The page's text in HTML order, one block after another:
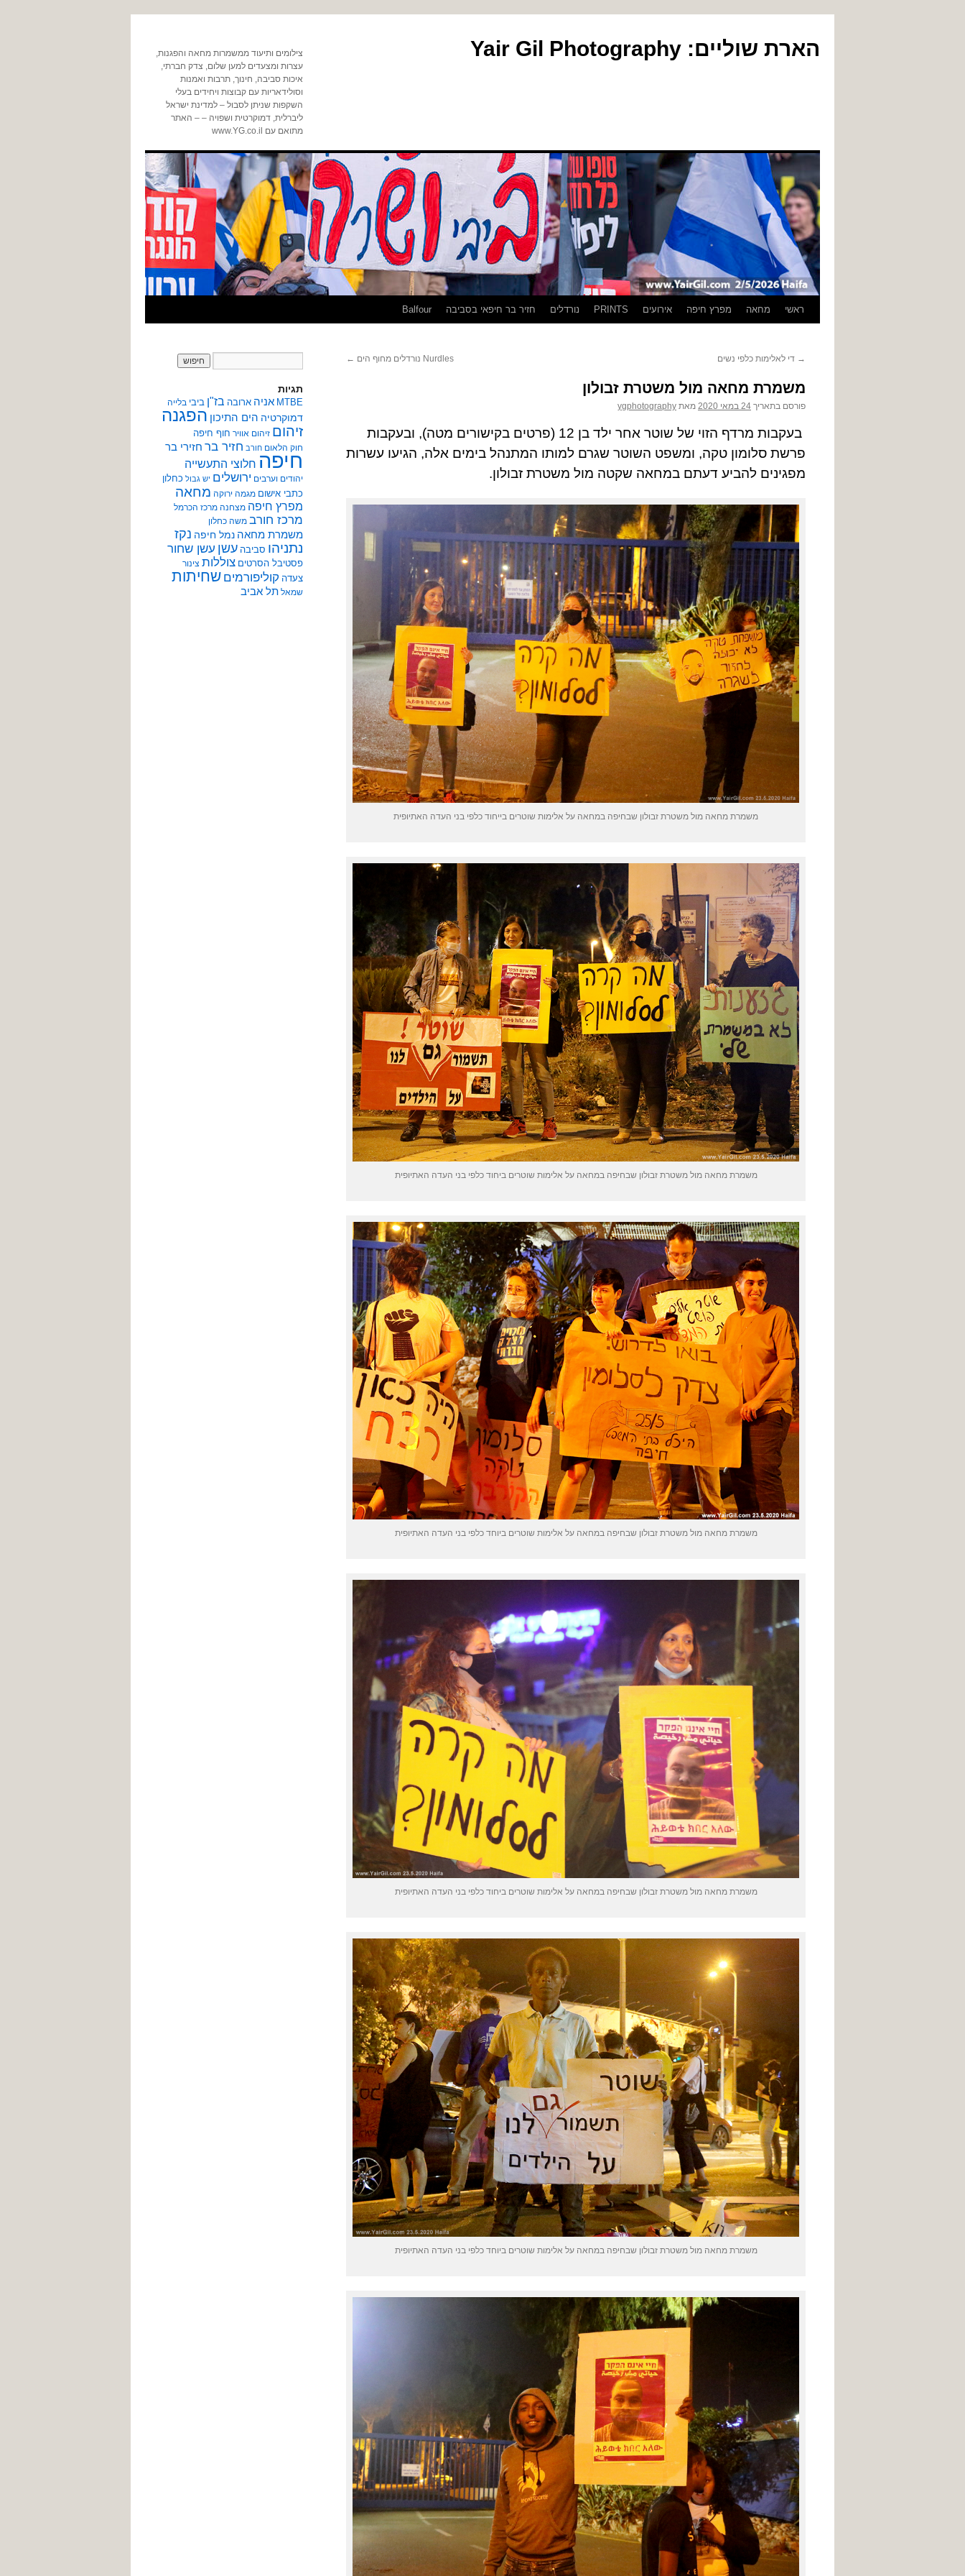
הארת שוליים: Yair Gil Photography
צילומים ותיעוד ממשמרות מחאה והפגנות,
עצרות ומצעדים למען שלום, צדק חברתי,
איכות סביבה, חינוך, תרבות ואמנות
וסולידאריות עם קבוצות ויחידים בעלי
השקפות שניתן לסבול – למדינת ישראל
ליברלית, דמוקרטית ושפויה – – האתר
מתואם עם www.YG.co.il
לדלגראשי מחאה מפרץ חיפה אירועים PRINTS נורדלים חזיר בר חיפאי בסביבה Balfour
→ די לאלימות כלפי נשים Nurdles נורדלים מחוף הים ←
משמרת מחאה מול משטרת זבולון
פורסם בתאריך 24 במאי 2020 מאת ygphotography
בעקבות מרדף הזוי של שוטר אחר ילד בן 12 (פרטים בקישורים מטה), ובעקבות
פרשת סלומון טקה, ומשפט השוטר שגרם למותו המתנהל בימים אלה, הגיעו עשרות
מפגינים להביע דעתם במחאה שקטה מול משטרת זבולון.
משמרת מחאה מול משטרת זבולון שבחיפה במחאה על אלימות שוטרים בייחוד כלפי בני העדה האתיופית
משמרת מחאה מול משטרת זבולון שבחיפה במחאה על אלימות שוטרים ביחוד כלפי בני העדה האתיופית
משמרת מחאה מול משטרת זבולון שבחיפה במחאה על אלימות שוטרים ביוחד כלפי בני העדה האתיופית
משמרת מחאה מול משטרת זבולון שבחיפה במחאה על אלימות שוטרים ביחוד כלפי בני העדה האתיופית
משמרת מחאה מול משטרת זבולון שבחיפה במחאה על אלימות שוטרים ביוחד כלפי בני העדה האתיופית
תגיות
MTBE אניה ארובה בז"ן ביבי בלייה
דמוקרטיה הים התיכון הפגנה
זיהום זיהום אוויר חוף חיפה
חוק הלאום חורב חזיר בר חזירי בר
חיפה חלוצי התעשייה
יהודים וערבים ירושלים יש גבול כחלון
כתבי אישום מגמה ירוקה מחאה
מפרץ חיפה מצחנה מרכז הכרמל
מרכז חורב משה כחלון
משמרת מחאה נמל חיפה נקז
נתניהו סביבה עשן עשן שחור
פסטיבל הסרטים צוללות צינור
צעדה קוליפורמים שחיתות
שמאל תל אביב